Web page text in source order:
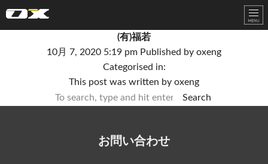
(有)福若
10月 7, 2020 5:19 pm Published by oxeng
Categorised in:
This post was written by oxeng
Search
お問い合わせ